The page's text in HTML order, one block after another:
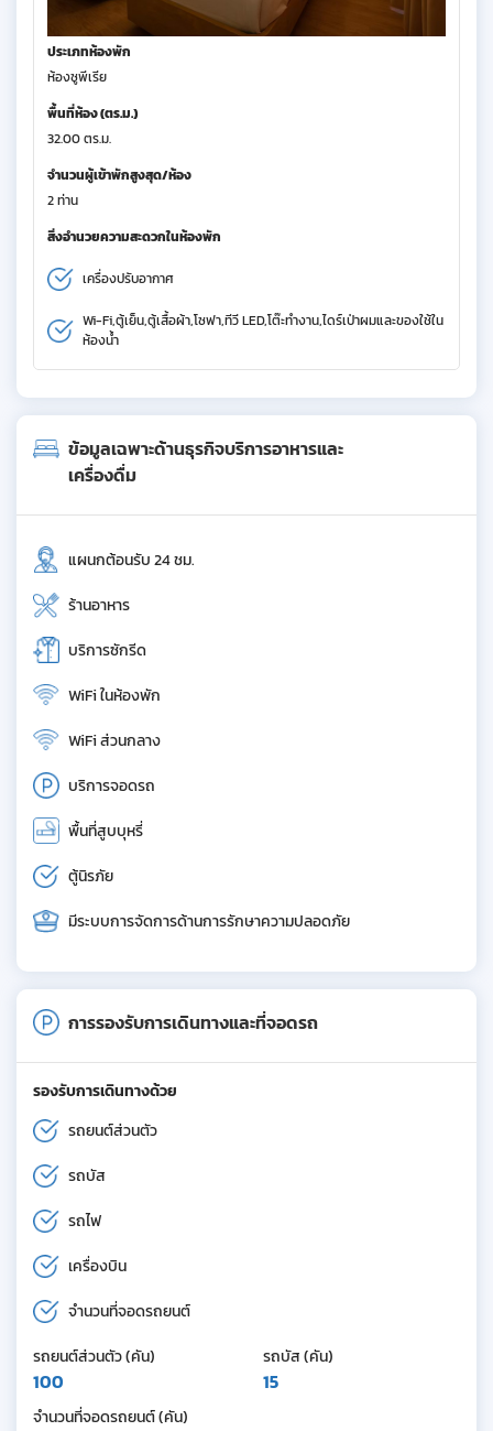
ประเภทห้องพัก
ห้องซูพีเรีย
พื้นที่ห้อง (ตร.ม.)
32.00 ตร.ม.
จำนวนผู้เข้าพักสูงสุด/ห้อง
2 ท่าน
สิ่งอำนวยความสะดวกในห้องพัก
เครื่องปรับอากาศ
Wi-Fi,ตู้เย็น,ตู้เสื้อผ้า,โซฟา,ทีวี LED,โต๊ะทำงาน,ไดร์เป่าผมและของใช้ใน
ห้องน้ำ
ข้อมูลเฉพาะด้านธุรกิจบริการอาหารและ
เครื่องดื่ม
แผนกต้อนรับ 24 ชม.
ร้านอาหาร
บริการซักรีด
WiFi ในห้องพัก
WiFi ส่วนกลาง
บริการจอดรถ
พื้นที่สูบบุหรี่
ตู้นิรภัย
มีระบบการจัดการด้านการรักษาความปลอดภัย
การรองรับการเดินทางและที่จอดรถ
รองรับการเดินทางด้วย
รถยนต์ส่วนตัว
รถบัส
รถไฟ
เครื่องบิน
จำนวนที่จอดรถยนต์
รถยนต์ส่วนตัว (คัน)
100
รถบัส (คัน)
15
จำนวนที่จอดรถยนต์ (คัน)